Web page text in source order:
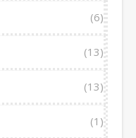
(6)
(13)
(13)
(1)